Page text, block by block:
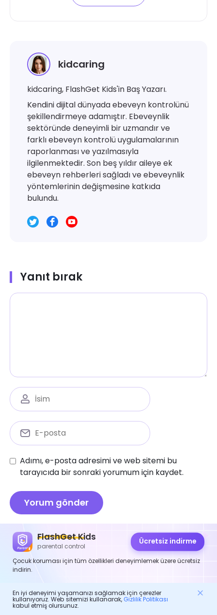
kidcaring
kidcaring, FlashGet Kids'in Baş Yazarı.
Kendini dijital dünyada ebeveyn kontrolünü
şekillendirmeye adamıştır. Ebeveynlik
sektöründe deneyimli bir uzmandır ve
farklı ebeveyn kontrolü uygulamalarının
raporlanması ve yazılmasıyla
ilgilenmektedir. Son beş yıldır aileye ek
ebeveyn rehberleri sağladı ve ebeveynlik
yöntemlerinin değişmesine katkıda
bulundu.
Yanıt bırak
Adımı, e-posta adresimi ve web sitemi bu
tarayıcıda bir sonraki yorumum için kaydet.
Ebeveyn Kontrolü
Holla rastgele görüntülü sohbet için güvenli mi:
Scoopz Uygulama İncelemesi: Scoopz gibi
özellikler, güvenlik ve uygulamalar
FlashGet Kids
parental control
Ücretsiz indirme
Çocuk koruması için tüm özellikleri deneyimlemek üzere ücretsiz
indirin.
En iyi deneyimi yaşamanızı sağlamak için çerezler
kullanıyoruz. Web sitemizi kullanarak, Gizlilik Politikası
kabul etmiş olursunuz.